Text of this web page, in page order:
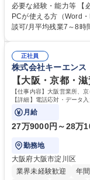
様相談室でのお仕事です。 日々お客様からいただくキリングル
意見を、企業活動に活
って対応、情報提供す
平均100件前後■メール・手紙：同上
相談室】お客様のお声
必要な経験・能力等 【
PCが使える方（Word
談可/月平均残業7～8時間程度 【入社後の研修】着任から1
すのでご安心ください
う会社として、お客様
を込めてコミュニケー
す。 学歴・資格 学歴：大学院 大学 高専 短大 専修学校 高校 語学力： 資
格：
正社員
株式会社キーエンス
【大阪・京都・
【仕事内容】大阪営業所、
【詳細】電話応対・データ
で発生する事務業務や業務改
月給
27万9000円～28万
勤務地
大阪府大阪市淀川区
業界未経験歓迎
年